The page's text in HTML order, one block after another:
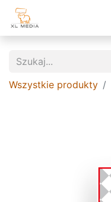
Wszystkie produkty